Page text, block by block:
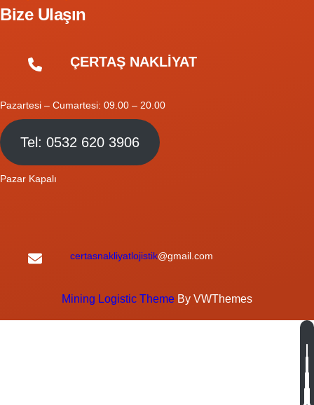
Bize Ulaşın
ÇERTAŞ NAKLİYAT
Pazartesi – Cumartesi: 09.00 – 20.00
Tel: 0532 620 3906
Pazar Kapalı
certasnakliyatlojistik@gmail.com
Mining Logistic Theme By VWThemes